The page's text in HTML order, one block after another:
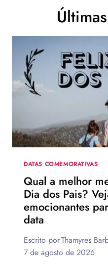
DATAS COMEMORATIVAS
Qual a melhor
Dia dos Pais?
emocionantes
data
Escrito porThamyres
7 de agosto de 2026